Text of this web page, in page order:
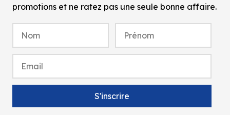
promotions et ne ratez pas une seule bonne affaire.